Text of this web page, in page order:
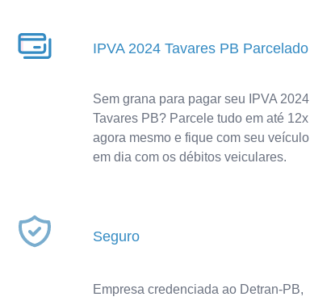
IPVA 2024 Tavares PB Parcelado
Sem grana para pagar seu IPVA 2024
Tavares PB? Parcele tudo em até 12x
agora mesmo e fique com seu veículo
em dia com os débitos veiculares.
Seguro
Empresa credenciada ao Detran-PB,